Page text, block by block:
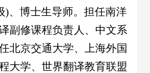
)、博士生导师。担任南洋
副修课程负责人、中文系
北京交通大学、上海外国
大学、世界翻译教育联盟